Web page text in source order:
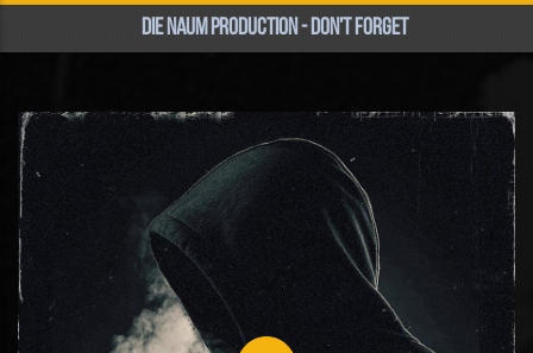
Die Naum Production - DON'T FORGET